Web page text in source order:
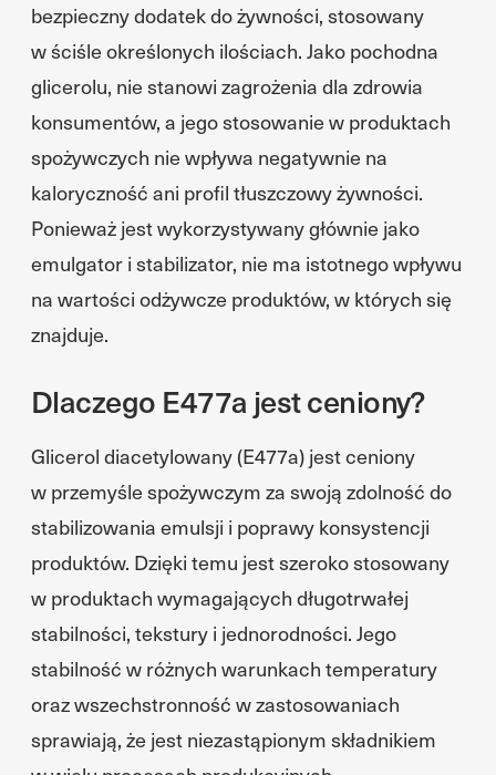
bezpieczny dodatek do żywności, stosowany
w ściśle określonych ilościach. Jako pochodna
glicerolu, nie stanowi zagrożenia dla zdrowia
konsumentów, a jego stosowanie w produktach
spożywczych nie wpływa negatywnie na
kaloryczność ani profil tłuszczowy żywności.
Ponieważ jest wykorzystywany głównie jako
emulgator i stabilizator, nie ma istotnego wpływu
na wartości odżywcze produktów, w których się
znajduje.
Dlaczego E477a jest ceniony?
Glicerol diacetylowany (E477a) jest ceniony
w przemyśle spożywczym za swoją zdolność do
stabilizowania emulsji i poprawy konsystencji
produktów. Dzięki temu jest szeroko stosowany
w produktach wymagających długotrwałej
stabilności, tekstury i jednorodności. Jego
stabilność w różnych warunkach temperatury
oraz wszechstronność w zastosowaniach
sprawiają, że jest niezastąpionym składnikiem